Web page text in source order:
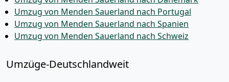
Umzug von Menden Sauerland nach Portugal
Umzug von Menden Sauerland nach Spanien
Umzug von Menden Sauerland nach Schweiz
Umzüge-Deutschlandweit